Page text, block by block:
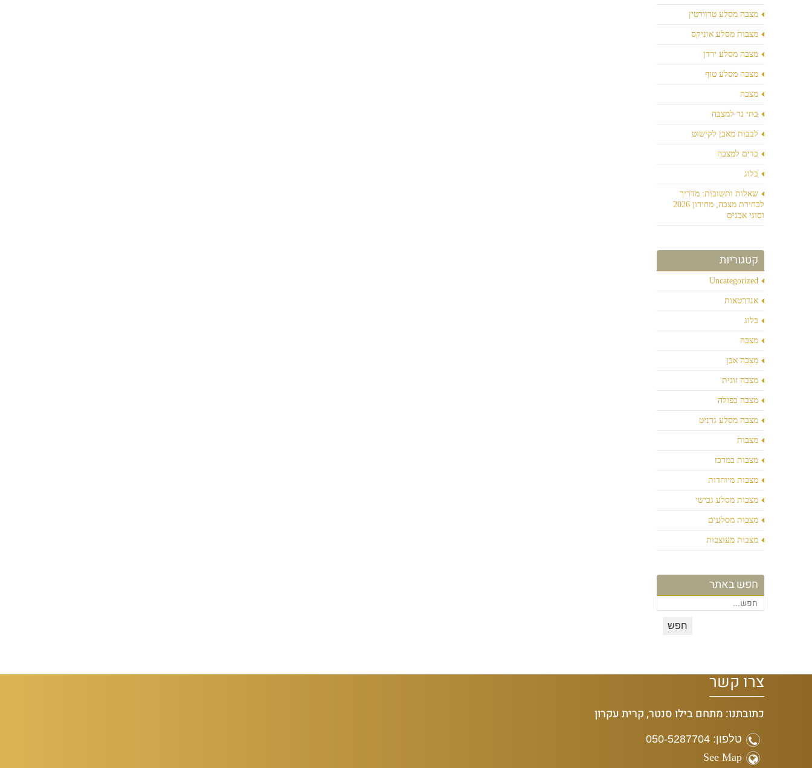
מצבה מסלע טרוורטין
מצבות מסלע אוניקס
מצבה מסלע ירדן
מצבה מסלע טוף
מצבה
בתי נר למצבה
לבבות מאבן לקישוט
כדים למצבה
בלוג
שאלות ותשובות: מדריך
לבחירת מצבה, מחירון 2026
וסוגי אבנים
קטגוריות
Uncategorized
אנדרטאות
בלוג
מצבה
מצבה אבן
מצבה זוגית
מצבה כפולה
מצבה מסלע גרניט
מצבות
מצבות במרכז
מצבות מיוחדות
מצבות מסלע גבישי
מצבות מסלעים
מצבות מעוצבות
חפש באתר
צרו קשר
כתובתנו: מתחם בילו סנטר, קרית עקרון
טלפון: 050-5287704
See Map